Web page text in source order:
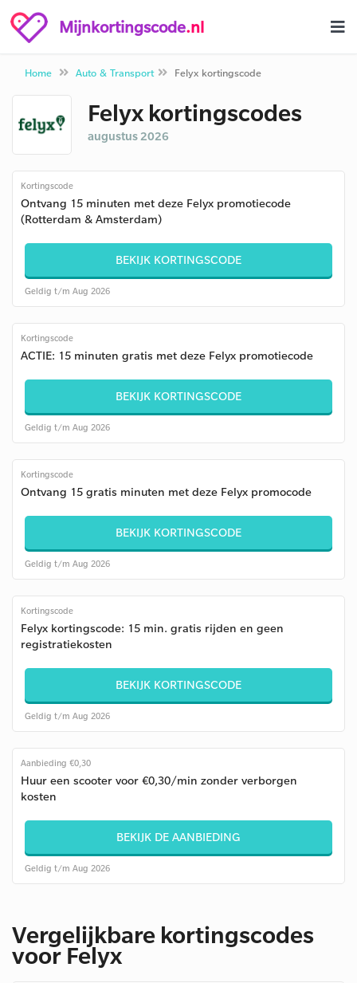
Mijnkortingscode.nl
Home Auto & Transport Felyx kortingscode
Felyx kortingscodes
augustus 2026
Kortingscode
Ontvang 15 minuten met deze Felyx promotiecode
(Rotterdam & Amsterdam)
BEKIJK KORTINGSCODE
Geldig t/m Aug 2026
Kortingscode
ACTIE: 15 minuten gratis met deze Felyx promotiecode
BEKIJK KORTINGSCODE
Geldig t/m Aug 2026
Kortingscode
Ontvang 15 gratis minuten met deze Felyx promocode
BEKIJK KORTINGSCODE
Geldig t/m Aug 2026
Kortingscode
Felyx kortingscode: 15 min. gratis rijden en geen
registratiekosten
BEKIJK KORTINGSCODE
Geldig t/m Aug 2026
Aanbieding €0,30
Huur een scooter voor €0,30/min zonder verborgen
kosten
BEKIJK DE AANBIEDING
Geldig t/m Aug 2026
Vergelijkbare kortingscodes
voor Felyx